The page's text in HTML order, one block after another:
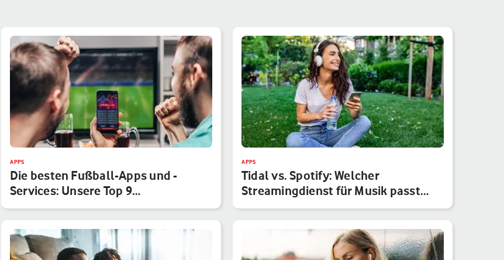
APPS
Die besten Fußball-Apps und -
Services: Unsere Top 9
Anwendungen f…
APPS
Tidal vs. Spotify: Welcher
Streamingdienst für Musik passt
besser…